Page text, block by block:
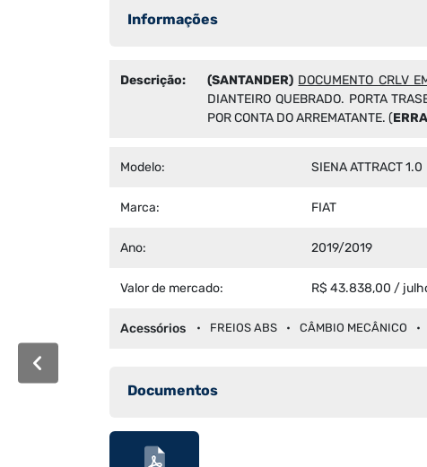
Informações
Descrição: (SANTANDER) DOCUMENTO CRLV
DIANTEIRO QUEBRADO. PORTA
POR CONTA DO ARREMATANTE. (
Modelo: SIENA ATTRACT 1.0
Marca: FIAT
Ano: 2019/2019
Valor de mercado: R$ 43.838,00 /
Acessórios FREIOS ABS CÂMBIO MECÂNICO
Documentos